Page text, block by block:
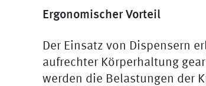
Ergonomischer Vorteil
Der Einsatz von Dispensern
aufrechter Körperhaltung
werden die Belastungen der